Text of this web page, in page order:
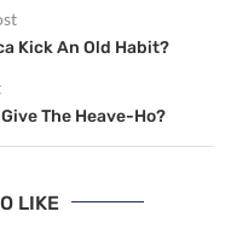
Kick An Old Habit?
The Heave-Ho?
LIKE